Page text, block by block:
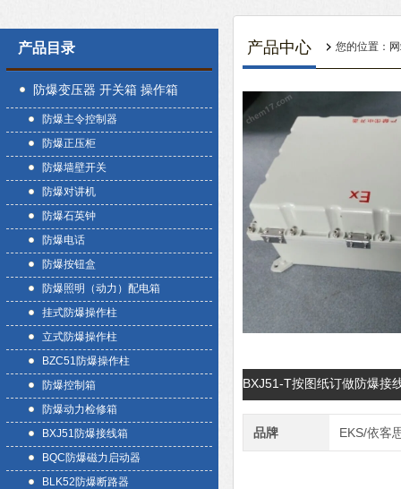
产品目录
防爆变压器 开关箱 操作箱
防爆主令控制器
防爆正压柜
防爆墙壁开关
防爆对讲机
防爆石英钟
防爆电话
防爆按钮盒
防爆照明（动力）配电箱
挂式防爆操作柱
立式防爆操作柱
BZC51防爆操作柱
防爆控制箱
防爆动力检修箱
BXJ51防爆接线箱
BQC防爆磁力启动器
BLK52防爆断路器
产品中心 您的位置：
BXJ51-T按图纸订做防爆接
品牌 EKS/依客